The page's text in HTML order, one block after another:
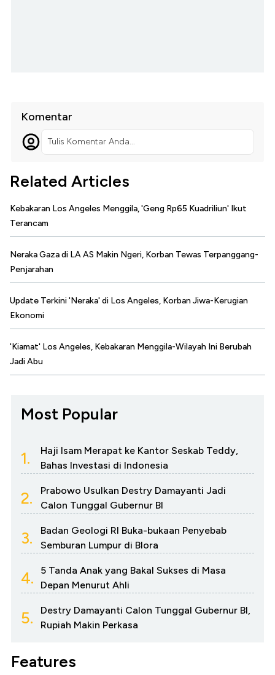
Komentar
Tulis Komentar Anda...
Related Articles
Kebakaran Los Angeles Menggila, 'Geng Rp65 Kuadriliun' Ikut
Terancam
Neraka Gaza di LA AS Makin Ngeri, Korban Tewas Terpanggang-
Penjarahan
Update Terkini 'Neraka' di Los Angeles, Korban Jiwa-Kerugian
Ekonomi
'Kiamat' Los Angeles, Kebakaran Menggila-Wilayah Ini Berubah
Jadi Abu
Most Popular
1.
Haji Isam Merapat ke Kantor Seskab Teddy,
Bahas Investasi di Indonesia
2.
Prabowo Usulkan Destry Damayanti Jadi
Calon Tunggal Gubernur BI
3.
Badan Geologi RI Buka-bukaan Penyebab
Semburan Lumpur di Blora
4.
5 Tanda Anak yang Bakal Sukses di Masa
Depan Menurut Ahli
5.
Destry Damayanti Calon Tunggal Gubernur BI,
Rupiah Makin Perkasa
Features